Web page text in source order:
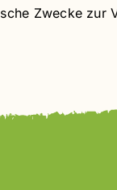
Zwecke zur